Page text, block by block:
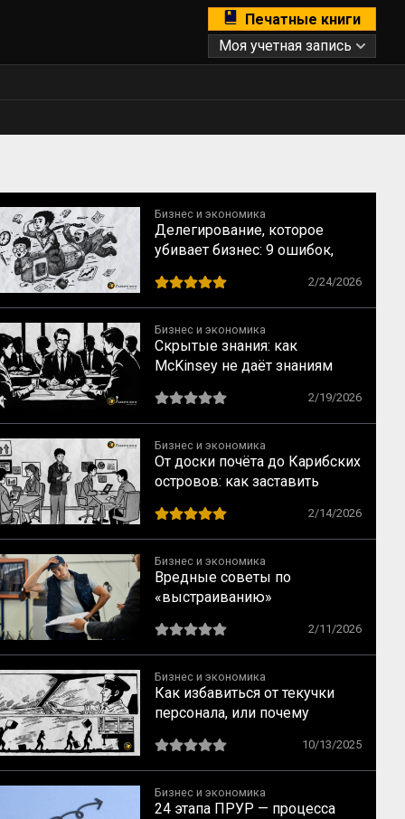
Печатные книги
Моя учетная запись
Бизнес и экономика
Делегирование, которое
убивает бизнес: 9 ошибок,
сейчас
2/24/2026
Бизнес и экономика
Скрытые знания: как
McKinsey не даёт знаниям
2/19/2026
Бизнес и экономика
От доски почёта до Карибских
островов: как заставить
знаниями
2/14/2026
Бизнес и экономика
Вредные советы по
«выстраиванию»
века
2/11/2026
Бизнес и экономика
Как избавиться от текучки
персонала, или почему
10/13/2025
Бизнес и экономика
24 этапа ПРУР — процесса